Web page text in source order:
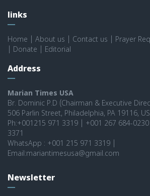
links
Home About us Contact us Prayer
Donate Editorial
Address
Marian Times USA
Br. Dominic P.D (Chairman & Executive
506 Parlin Street, Philadelphia, PA 19116,
Ph:+001215 971 3319 | +001 267 684-
3371
WhatsApp : +001 215 971 3319 |
Email:mariantimesusa@gmail.com
Newsletter